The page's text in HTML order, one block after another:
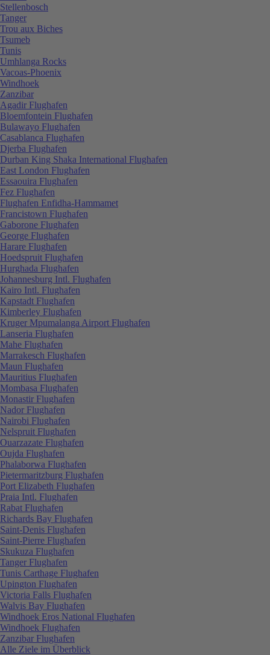
Stellenbosch
Tanger
Trou aux Biches
Tsumeb
Tunis
Umhlanga Rocks
Vacoas-Phoenix
Windhoek
Zanzibar
Agadir Flughafen
Bloemfontein Flughafen
Bulawayo Flughafen
Casablanca Flughafen
Djerba Flughafen
Durban King Shaka International Flughafen
East London Flughafen
Essaouira Flughafen
Fez Flughafen
Flughafen Enfidha-Hammamet
Francistown Flughafen
Gaborone Flughafen
George Flughafen
Harare Flughafen
Hoedspruit Flughafen
Hurghada Flughafen
Johannesburg Intl. Flughafen
Kairo Intl. Flughafen
Kapstadt Flughafen
Kimberley Flughafen
Kruger Mpumalanga Airport Flughafen
Lanseria Flughafen
Mahe Flughafen
Marrakesch Flughafen
Maun Flughafen
Mauritius Flughafen
Mombasa Flughafen
Monastir Flughafen
Nador Flughafen
Nairobi Flughafen
Nelspruit Flughafen
Ouarzazate Flughafen
Oujda Flughafen
Phalaborwa Flughafen
Pietermaritzburg Flughafen
Port Elizabeth Flughafen
Praia Intl. Flughafen
Rabat Flughafen
Richards Bay Flughafen
Saint-Denis Flughafen
Saint-Pierre Flughafen
Skukuza Flughafen
Tanger Flughafen
Tunis Carthage Flughafen
Upington Flughafen
Victoria Falls Flughafen
Walvis Bay Flughafen
Windhoek Eros National Flughafen
Windhoek Flughafen
Zanzibar Flughafen
Alle Ziele im Überblick